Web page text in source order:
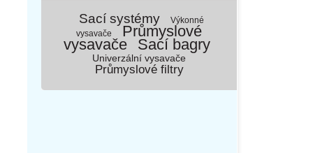
Sací systémy
Výkonné
vysavače
Průmyslové
vysavače Sací bagry
Univerzální vysavače
Průmyslové filtry